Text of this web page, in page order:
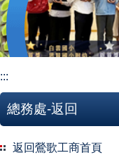
:::
總務處-返回
返回鶯歌工商首頁